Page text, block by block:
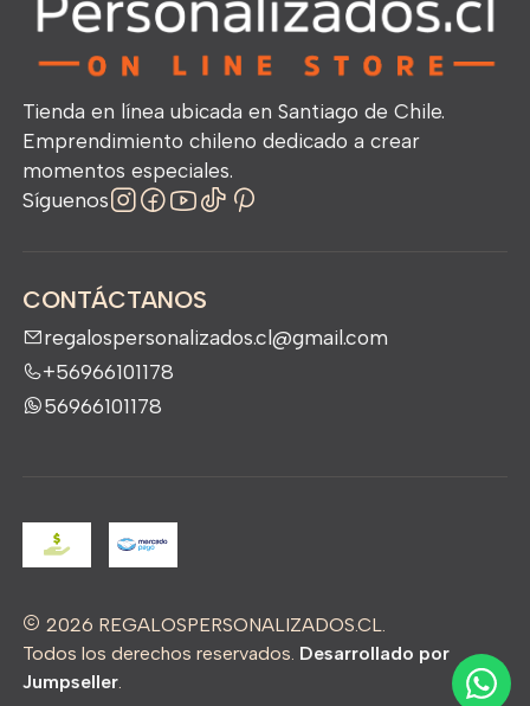
Tienda en línea ubicada en Santiago de Chile.
Emprendimiento chileno dedicado a crear
momentos especiales.
Síguenos
CONTÁCTANOS
regalospersonalizados.cl@gmail.com
+56966101178
56966101178
2026 REGALOSPERSONALIZADOS.CL.
Todos los derechos reservados. Desarrollado por
Jumpseller.